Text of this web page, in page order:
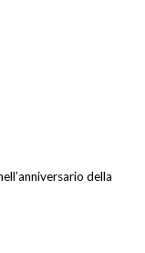
della